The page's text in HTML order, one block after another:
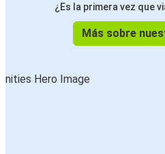
¿Es la primera vez que
Más sobre